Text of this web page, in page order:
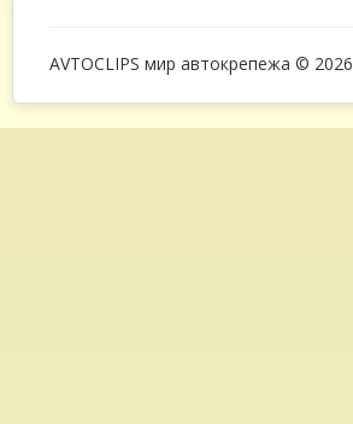
AVTOCLIPS мир автокрепежа © 2026